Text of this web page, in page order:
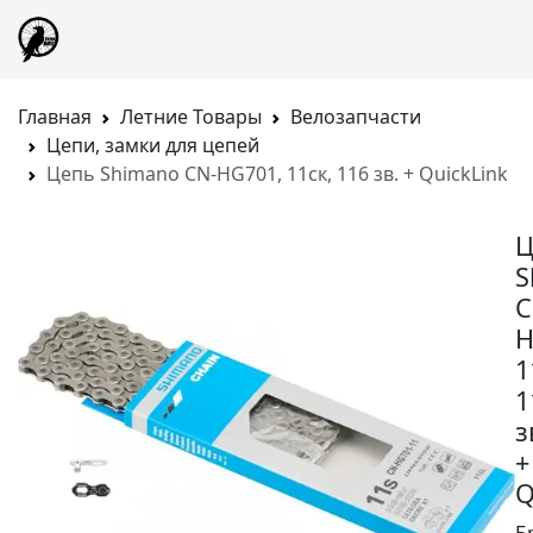
Главная Летние Товары
Велозапчасти
Цепи, замки для цепей
Цепь Shimano CN-HG701, 11ск, 116 зв. + QuickLink
+